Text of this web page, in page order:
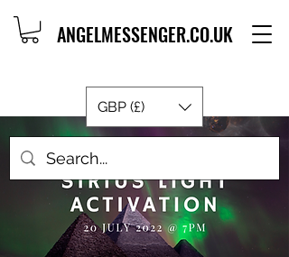
ANGELMESSENGER.CO.UK
GBP (£)